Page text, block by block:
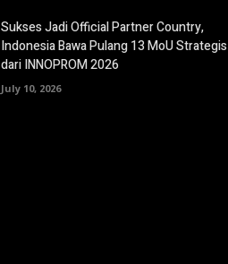
Sukses Jadi Official Partner Country,
Indonesia Bawa Pulang 13 MoU Strategis
dari INNOPROM 2026
July 10, 2026